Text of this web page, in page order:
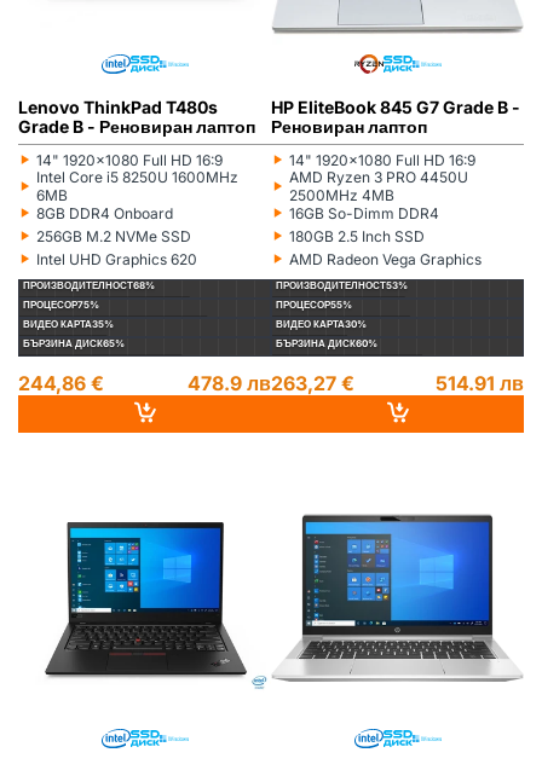
Lenovo ThinkPad T480s
Grade B - Реновиран лаптоп
‣
Монитор:
14" 1920x1080 Full HD 16:9
‣
Процесор:
Intel Core i5 8250U 1600MHz
6MB
‣
Рам памет:
8GB DDR4 Onboard
‣
Хард диск:
256GB M.2 NVMe SSD
‣
Видеокарта:
Intel UHD Graphics 620
ПРОИЗВОДИТЕЛНОСТ68%
ПРОЦЕСОР75%
ВИДЕО КАРТА35%
БЪРЗИНА ДИСК65%
244,86 € 478.9 лв
HP EliteBook 845 G7 Grade B -
Реновиран лаптоп
‣
Монитор:
14" 1920x1080 Full HD 16:9
‣
Процесор:
AMD Ryzen 3 PRO 4450U
2500MHz 4MB
‣
Рам памет:
16GB So-Dimm DDR4
‣
Хард диск:
180GB 2.5 Inch SSD
‣
Видеокарта:
AMD Radeon Vega Graphics
ПРОИЗВОДИТЕЛНОСТ53%
ПРОЦЕСОР55%
ВИДЕО КАРТА30%
БЪРЗИНА ДИСК60%
263,27 € 514.91 лв